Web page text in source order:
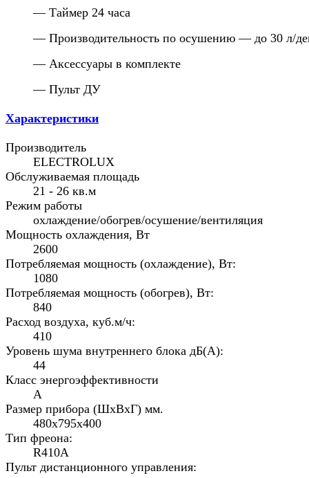
— Таймер 24 часа
— Производительность по осушению — до 30 л/
— Аксессуары в комплекте
— Пульт ДУ
Характеристики
Производитель
ELECTROLUX
Обслуживаемая площадь
21 - 26 кв.м
Режим работы
охлаждение/обогрев/осушение/вентиляция
Мощность охлаждения, Вт
2600
Потребляемая мощность (охлаждение), Вт:
1080
Потребляемая мощность (обогрев), Вт:
840
Расход воздуха, куб.м/ч:
410
Уровень шума внутреннего блока дБ(А):
44
Класс энергоэффективности
А
Размер прибора (ШхВхГ) мм.
480х795х400
Тип фреона:
R410A
Пульт дистанционного управления: